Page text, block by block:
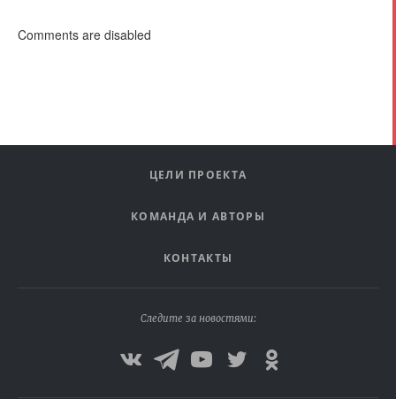
Comments are disabled
ЦЕЛИ ПРОЕКТА
КОМАНДА И АВТОРЫ
КОНТАКТЫ
Следите за новостями: